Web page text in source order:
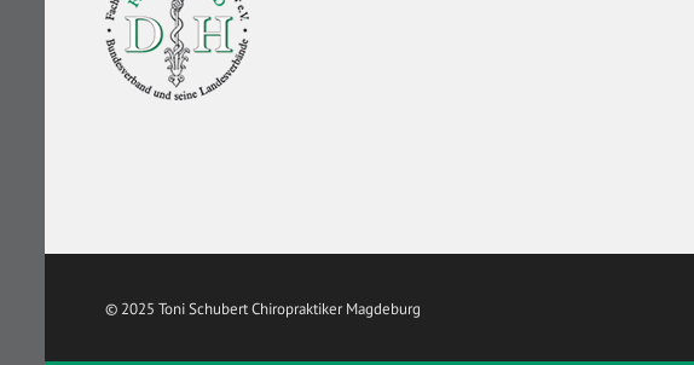
© 2025 Toni Schubert Chiropraktiker Magdeburg